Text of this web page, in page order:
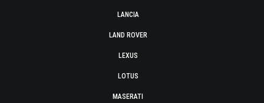
LANCIA
LAND ROVER
LEXUS
LOTUS
MASERATI